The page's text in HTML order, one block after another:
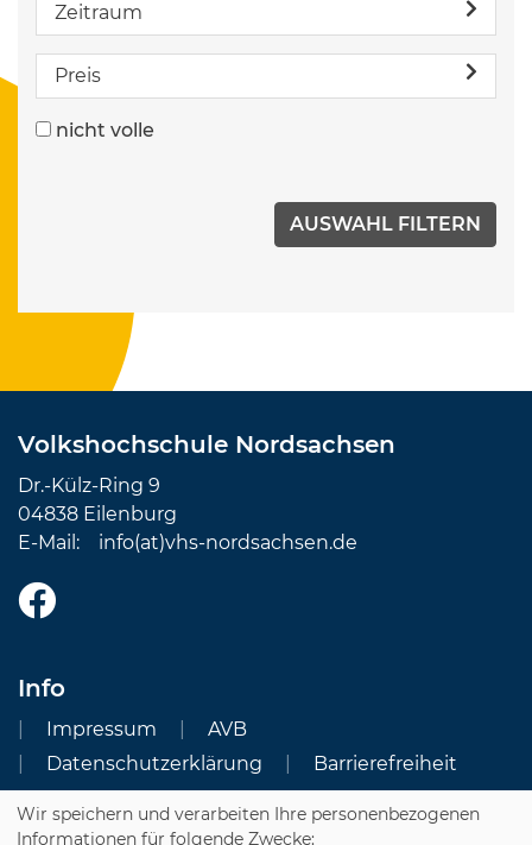
Zeitraum
Preis
nicht volle
Volkshochschule Nordsachsen
Dr.-Külz-Ring 9
04838 Eilenburg
E-Mail: info(at)vhs-nordsachsen.de
Info
Impressum
AVB
Datenschutzerklärung
Barrierefreiheit
Cookie Einstellungen
Wir speichern und verarbeiten Ihre personenbezogenen
Informationen für folgende Zwecke: